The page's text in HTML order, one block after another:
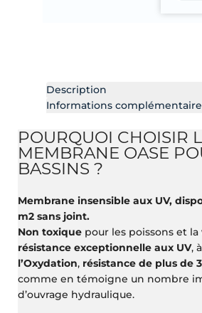
Description
Informations
POURQUOI CHOISIR
MEMBRANE OASE
BASSINS ?
Membrane insensible aux UV,
m2 sans joint.
Non toxique pour les poissons et
résistance exceptionnelle aux UV, à
l’Oxydation, résistance de plus de
comme en témoigne un nombre
d’ouvrage hydraulique.